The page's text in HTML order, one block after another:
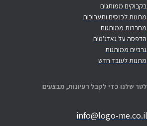
בקבוקים ממותגים
מתנות לכנסים ותערוכות
מחברות ממותגות
הדפסה על גאדג'טים
גרביים ממותגות
מתנות לעובד חדש
שלנו כדי לקבל רעיונות, מבצעים
info@logo-me.co.il